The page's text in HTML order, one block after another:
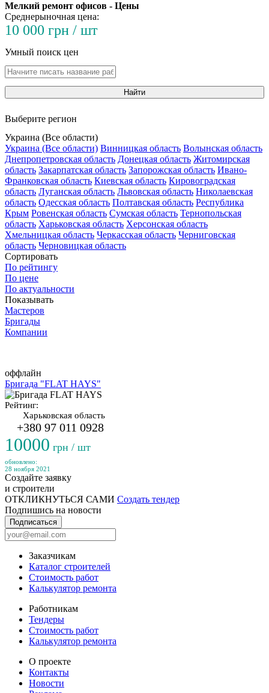
Мелкий ремонт офисов - Цены
Среднерыночная цена:
10 000 грн / шт
Умный поиск цен
Найти
Выберите регион
Украина (Все области)
Украина (Все области) Винницкая область Волынская область
Днепропетровская область Донецкая область Житомирская
область Закарпатская область Запорожская область Ивано-
Франковская область Киевская область Кировоградская
область Луганская область Львовская область Николаевская
область Одесская область Полтавская область Республика
Крым Ровенская область Сумская область Тернопольская
область Харьковская область Херсонская область
Хмельницкая область Черкасская область Черниговская
область Черновицкая область
Сортировать
По рейтингу
По цене
По актуальности
Показывать
Мастеров
Бригады
Компании
оффлайн
Бригада "FLAT HAYS"
Рейтинг:
Харьковская область
+380 97 011 0928
10000 грн / шт
обновлено:
28 ноября 2021
Создайте заявку
и строители
ОТКЛИКНУТЬСЯ САМИ Создать тендер
Подпишись на новости
Подписаться
Заказчикам
Каталог строителей
Стоимость работ
Калькулятор ремонта
Работникам
Тендеры
Стоимость работ
Калькулятор ремонта
О проекте
Контакты
Новости